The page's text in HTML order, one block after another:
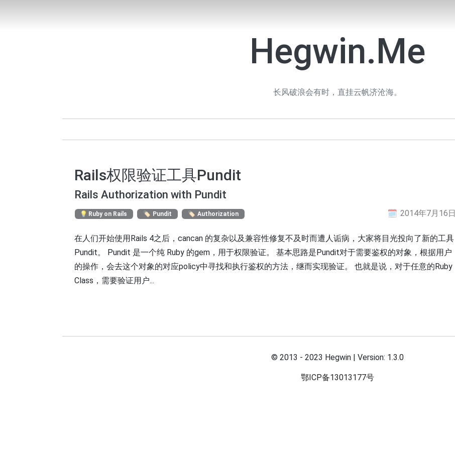
Hegwin.Me
长风破浪会有时，直挂云帆济沧海。
Rails权限验证工具Pundit
Rails Authorization with Pundit
Ruby on Rails Pundit Authorization 2014年7月16日
在人们开始使用Rails 4之后，cancan 的复杂以及兼容性修复不及时而遭人诟病，大家将目光投向了新的工具
Pundit。 Pundit 是一个纯 Ruby 的gem，用于权限验证。 基本思路是Pundit对于需要鉴权的对象，根据用户
的操作，会去这个对象的对应policy中寻找和执行鉴权的方法，继而实现验证。 也就是说，对于任意的Ruby
Class，需要验证用户...
© 2013 - 2023 Hegwin | Version: 1.3.0
鄂ICP备13013177号